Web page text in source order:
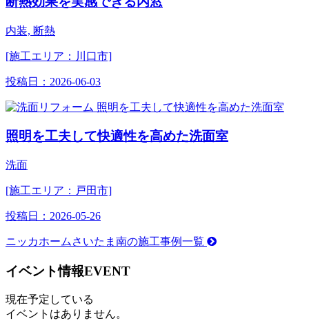
内装, 断熱
[施工エリア：川口市]
投稿日： 2026-06-03
照明を工夫して快適性を高めた洗面室
洗面
[施工エリア：戸田市]
投稿日： 2026-05-26
ニッカホームさいたま南の施工事例一覧
イベント情報EVENT
現在予定している
イベントはありません。